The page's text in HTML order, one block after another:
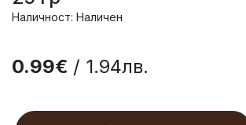
Наличност: Наличен
0.99€ / 1.94лв.